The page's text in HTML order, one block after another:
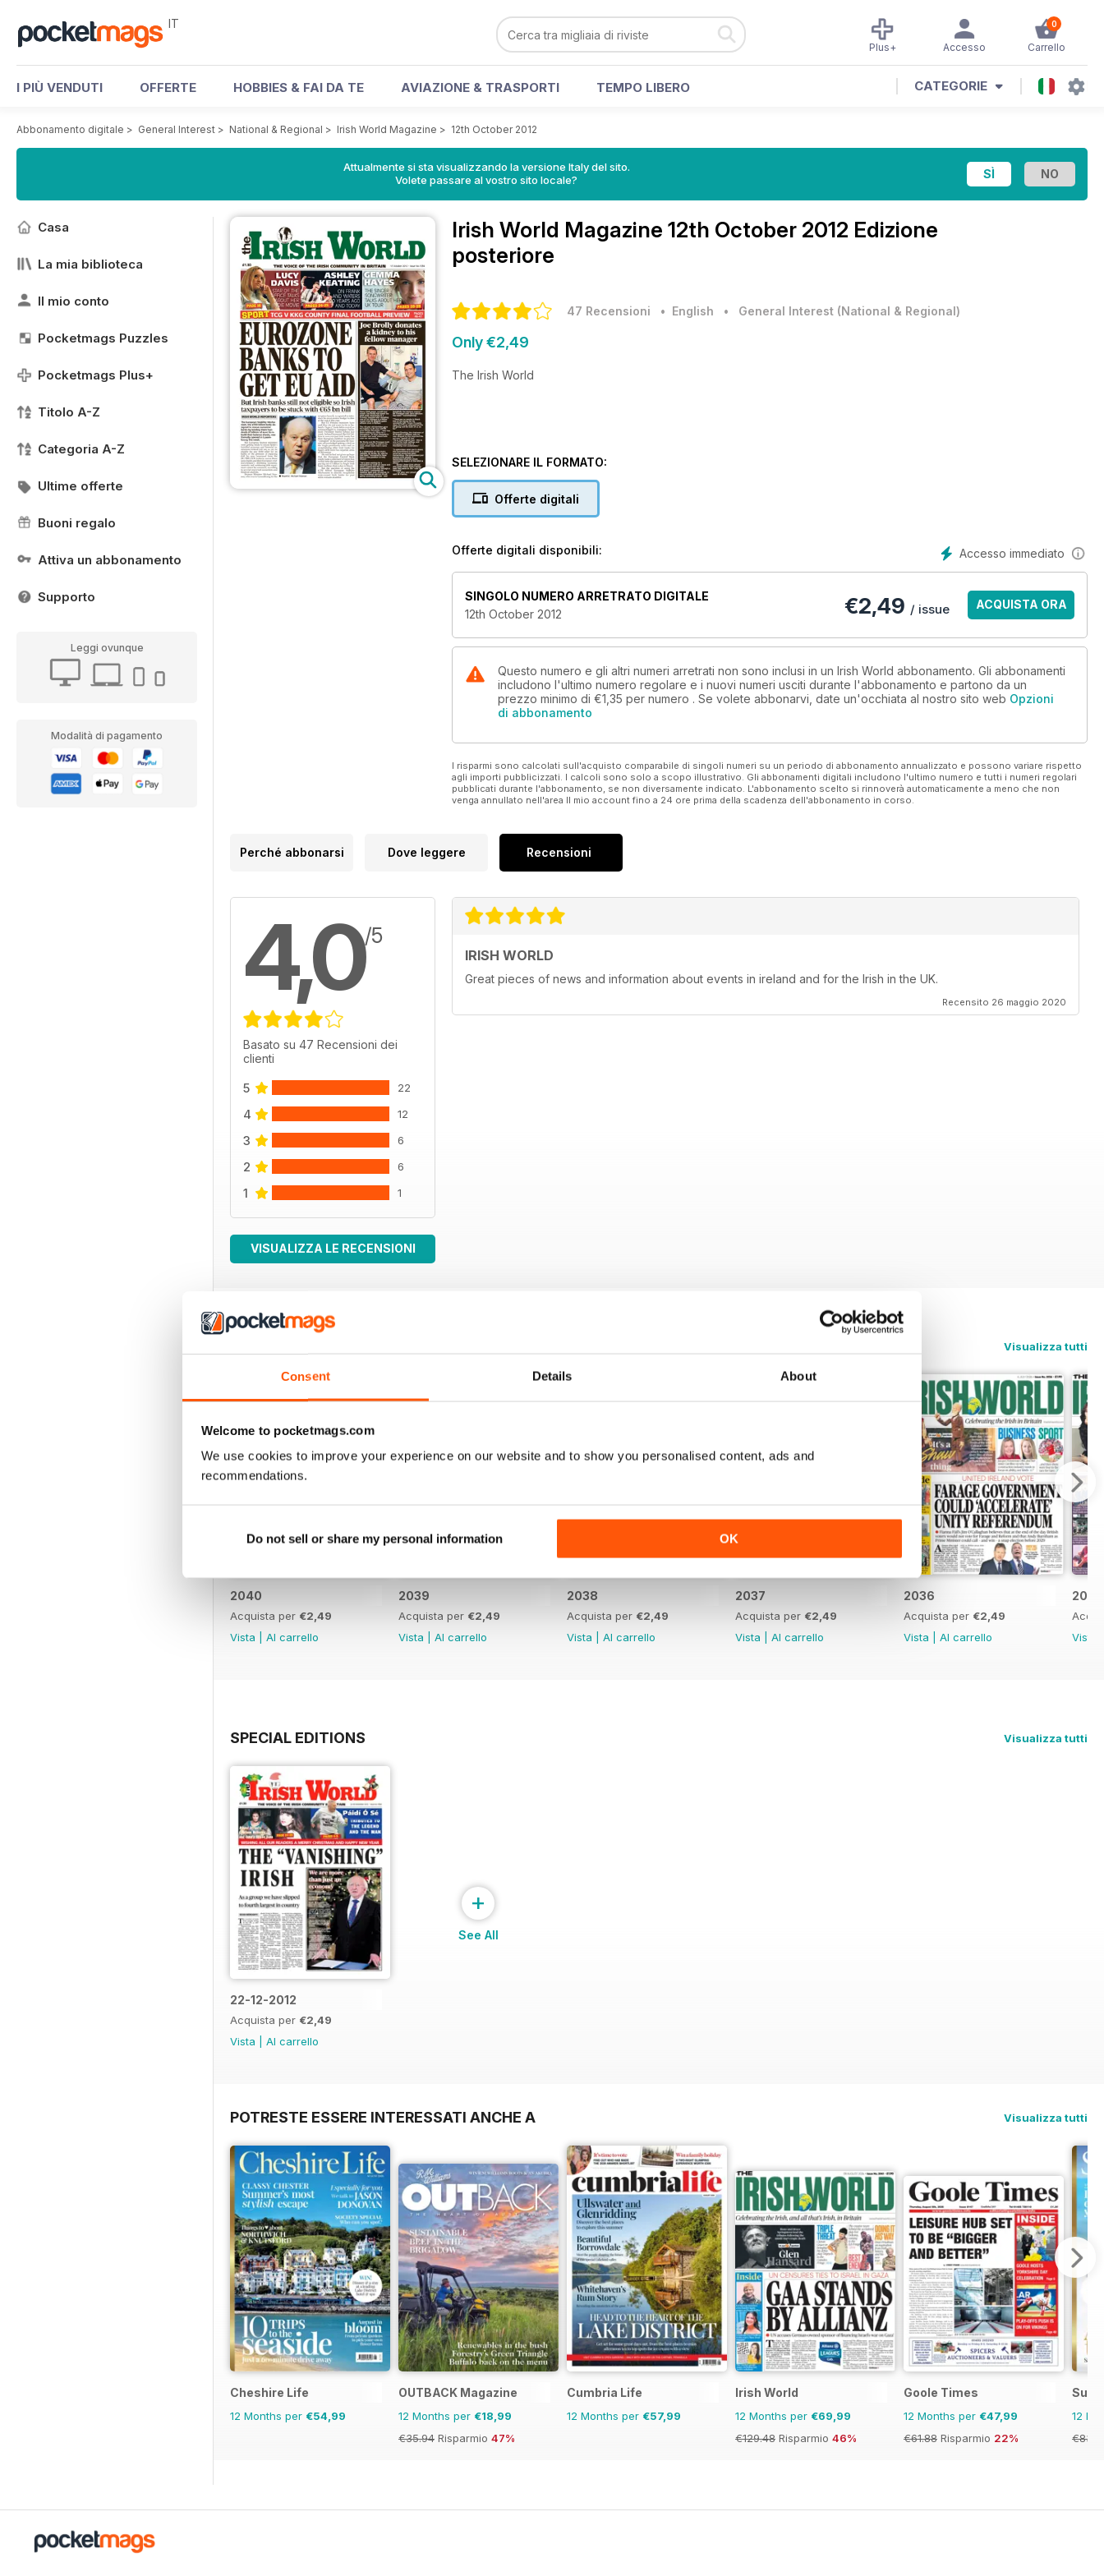
Consent Details About
Welcome to pocketmags.com
We use cookies to improve your experience on our website and to show you personalised content, ads and
recommendations.
Do not sell or share my personal information OK
IT 0
Carrello
Accesso
Plus+
I PIÙ VENDUTI OFFERTE HOBBIES & FAI DA TE AVIAZIONE & TRASPORTI TEMPO LIBERO CATEGORIE
Abbonamento digitale > General Interest > National & Regional > Irish World Magazine > 12th October 2012
Attualmente si sta visualizzando la versione Italy del sito.
Volete passare al vostro sito locale?
Casa
La mia biblioteca
Il mio conto
Pocketmags Puzzles
Pocketmags Plus+
Titolo A-Z
Categoria A-Z
Ultime offerte
Buoni regalo
Attiva un abbonamento
Supporto
Leggi ovunque
Modalità di pagamento
Irish World Magazine 12th October 2012 Edizione
posteriore
47 Recensioni • English • General Interest (National & Regional)
Only €2,49
The Irish World
SELEZIONARE IL FORMATO:
Offerte digitali
Accesso immediato
Offerte digitali disponibili:
SINGOLO NUMERO ARRETRATO DIGITALE
12th October 2012
€2,49 / issue ACQUISTA ORA
Questo numero e gli altri numeri arretrati non sono inclusi in un Irish World abbonamento. Gli abbonamenti
includono l'ultimo numero regolare e i nuovi numeri usciti durante l'abbonamento e partono da un
prezzo minimo di €1,35 per numero . Se volete abbonarvi, date un'occhiata al nostro sito web Opzioni
di abbonamento
I risparmi sono calcolati sull'acquisto comparabile di singoli numeri su un periodo di abbonamento annualizzato e possono variare rispetto
agli importi pubblicizzati. I calcoli sono solo a scopo illustrativo. Gli abbonamenti digitali includono l'ultimo numero e tutti i numeri regolari
pubblicati durante l'abbonamento, se non diversamente indicato. L'abbonamento scelto si rinnoverà automaticamente a meno che non
venga annullato nell'area Il mio account fino a 24 ore prima della scadenza dell'abbonamento in corso.
Perché abbonarsi Dove leggere Recensioni
4,0/5
Basato su 47 Recensioni dei
clienti
5 22
4 12
3 6
2 6
1 1
VISUALIZZA LE RECENSIONI
IRISH WORLD
Great pieces of news and information about events in ireland and for the Irish in the UK.
Recensito 26 maggio 2020
Visualizza tutti
2040
Acquista per €2,49
Vista
Al carrello
2039
Acquista per €2,49
Vista
Al carrello
2038
Acquista per €2,49
Vista
Al carrello
2037
Acquista per €2,49
Vista
Al carrello
2036
Acquista per €2,49
Vista
Al carrello
2035
Vista
SPECIAL EDITIONS Visualizza tutti
22-12-2012
Acquista per €2,49
Vista
Al carrello
+
See All
POTRESTE ESSERE INTERESSATI ANCHE A Visualizza tutti
Cheshire Life
12 Months per €54,99
OUTBACK Magazine
12 Months per €18,99
€35.94 Risparmio 47%
Cumbria Life
12 Months per €57,99
Irish World
12 Months per €69,99
€129.48 Risparmio 46%
Goole Times
12 Months per €47,99
€61.88 Risparmio 22%
12